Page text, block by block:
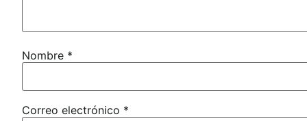
Nombre *
Correo electrónico *